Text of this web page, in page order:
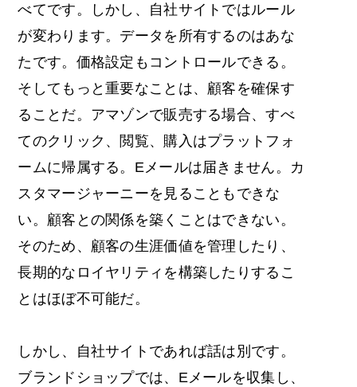
べてです。しかし、自社サイトではルール
が変わります。データを所有するのはあな
たです。価格設定もコントロールできる。
そしてもっと重要なことは、顧客を確保す
ることだ。アマゾンで販売する場合、すべ
てのクリック、閲覧、購入はプラットフォ
ームに帰属する。Eメールは届きません。カ
スタマージャーニーを見ることもできな
い。顧客との関係を築くことはできない。
そのため、顧客の生涯価値を管理したり、
長期的なロイヤリティを構築したりするこ
とはほぼ不可能だ。
しかし、自社サイトであれば話は別です。
ブランドショップでは、Eメールを収集し、